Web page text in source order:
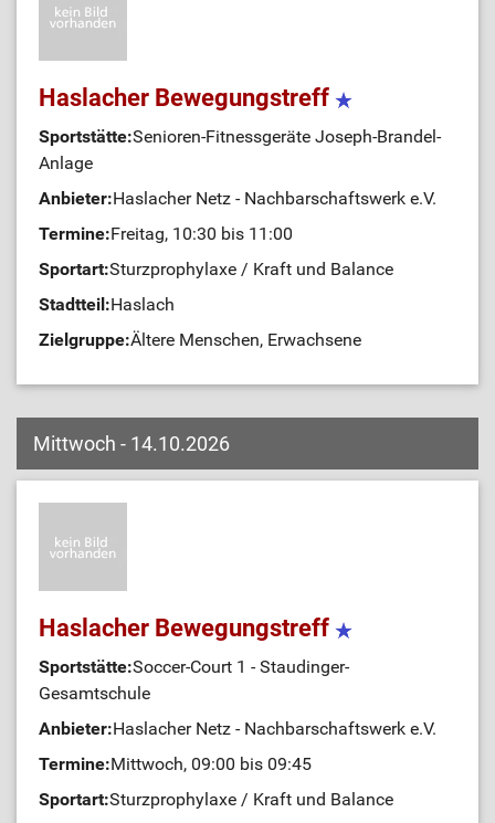
Haslacher Bewegungstreff
Sportstätte:Senioren-Fitnessgeräte Joseph-Brandel-
Anlage
Anbieter:Haslacher Netz - Nachbarschaftswerk e.V.
Termine:Freitag, 10:30 bis 11:00
Sportart:Sturzprophylaxe / Kraft und Balance
Stadtteil:Haslach
Zielgruppe:Ältere Menschen, Erwachsene
Mittwoch - 14.10.2026
Haslacher Bewegungstreff
Sportstätte:Soccer-Court 1 - Staudinger-
Gesamtschule
Anbieter:Haslacher Netz - Nachbarschaftswerk e.V.
Termine:Mittwoch, 09:00 bis 09:45
Sportart:Sturzprophylaxe / Kraft und Balance